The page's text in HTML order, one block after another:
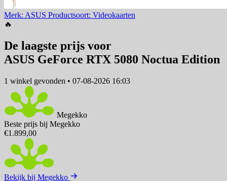
Merk: ASUS Productsoort: Videokaarten
🔥
De laagste prijs voor
ASUS GeForce RTX 5080 Noctua Edition
1 winkel gevonden • 07-08-2026 16:03
Megekko
Beste prijs bij Megekko
€1.899,00
Bekijk bij Megekko